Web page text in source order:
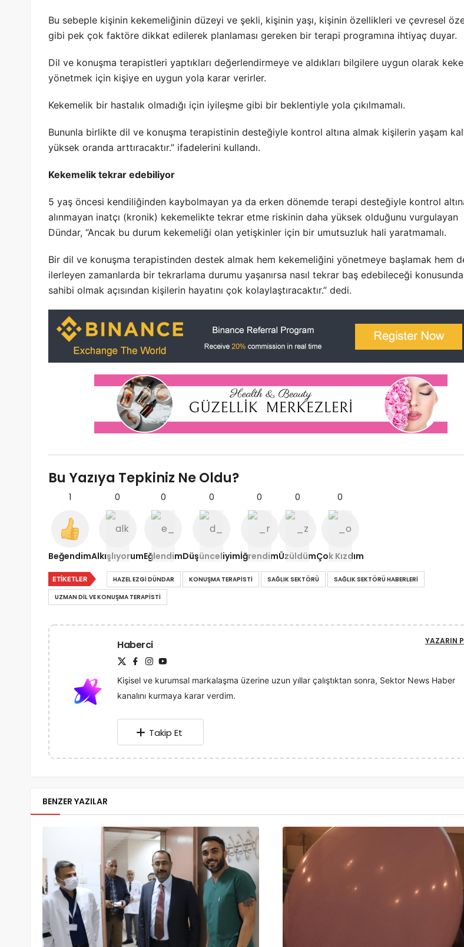
Bu sebeple kişinin kekemeliğinin düzeyi ve şekli, kişinin yaşı, kişinin özellikleri ve çevresel
gibi pek çok faktöre dikkat edilerek planlaması gereken bir terapi programına ihtiyaç duyar.
Dil ve konuşma terapistleri yaptıkları değerlendirmeye ve aldıkları bilgilere uygun olarak
yönetmek için kişiye en uygun yola karar verirler.
Kekemelik bir hastalık olmadığı için iyileşme gibi bir beklentiyle yola çıkılmamalı.
Bununla birlikte dil ve konuşma terapistinin desteğiyle kontrol altına almak kişilerin yaşam
yüksek oranda arttıracaktır.” ifadelerini kullandı.
Kekemelik tekrar edebiliyor
5 yaş öncesi kendiliğinden kaybolmayan ya da erken dönemde terapi desteğiyle kontrol
alınmayan inatçı (kronik) kekemelikte tekrar etme riskinin daha yüksek olduğunu vurgulayan
Dündar, “Ancak bu durum kekemeliği olan yetişkinler için bir umutsuzluk hali yaratmamalı.
Bir dil ve konuşma terapistinden destek almak hem kekemeliğini yönetmeye başlamak hem
ilerleyen zamanlarda bir tekrarlama durumu yaşanırsa nasıl tekrar baş edebileceği
sahibi olmak açısından kişilerin hayatını çok kolaylaştıracaktır.” dedi.
Bu Yazıya Tepkiniz Ne Oldu?
1
Beğendim
0
Alkışlıyorum
0
Eğlendim
0
Düşünceliyim
0
İğrendim
0
Üzüldüm
0
Çok Kızdım
ETIKETLER HAZEL EZGI DÜNDAR KONUŞMA TERAPISTI SAĞLIK SEKTÖRÜ
SAĞLIK SEKTÖRÜ HABERLERI
UZMAN DIL VE KONUŞMA TERAPISTI
Haberci
Kişisel ve kurumsal markalaşma üzerine uzun yıllar çalıştıktan sonra, Sektor News Haber
kanalını kurmaya karar verdim.
YAZARIN
Takip Et
BENZER YAZILAR